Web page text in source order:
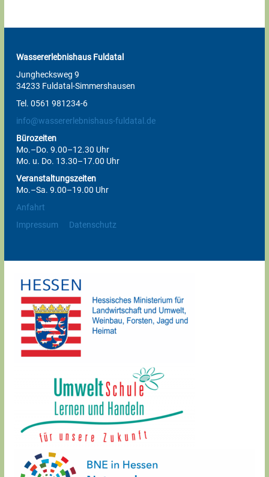
Wassererlebnishaus Fuldatal
Junghecksweg 9
34233 Fuldatal-Simmershausen
Tel. 0561 981234-6
info@wassererlebnishaus-fuldatal.de
Bürozeiten
Mo.–Do. 9.00–12.30 Uhr
Mo. u. Do. 13.30–17.00 Uhr
Veranstaltungszeiten
Mo.–Sa. 9.00–19.00 Uhr
Anfahrt
Impressum
Datenschutz